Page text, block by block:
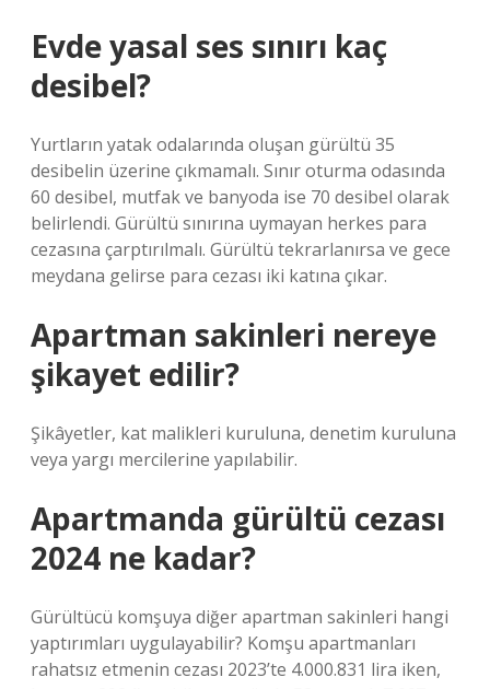
Evde yasal ses sınırı kaç
desibel?
Yurtların yatak odalarında oluşan gürültü 35
desibelin üzerine çıkmamalı. Sınır oturma odasında
60 desibel, mutfak ve banyoda ise 70 desibel olarak
belirlendi. Gürültü sınırına uymayan herkes para
cezasına çarptırılmalı. Gürültü tekrarlanırsa ve gece
meydana gelirse para cezası iki katına çıkar.
Apartman sakinleri nereye
şikayet edilir?
Şikâyetler, kat malikleri kuruluna, denetim kuruluna
veya yargı mercilerine yapılabilir.
Apartmanda gürültü cezası
2024 ne kadar?
Gürültücü komşuya diğer apartman sakinleri hangi
yaptırımları uygulayabilir? Komşu apartmanları
rahatsız etmenin cezası 2023’te 4.000.831 lira iken,